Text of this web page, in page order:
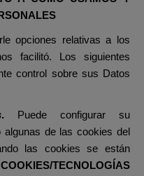
opciones relativas a los
facilitó. Los siguientes
control sobre sus Datos
. Puede configurar su
de las cookies del
las cookies se están
TECNOLOGÍAS